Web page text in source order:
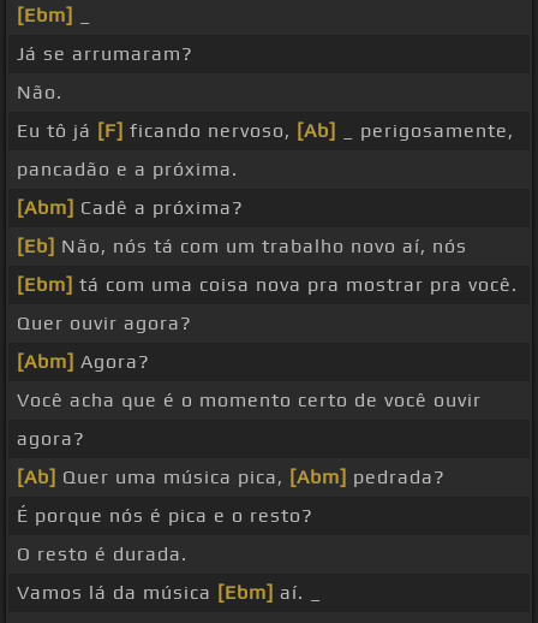
[Ebm]
Já se arrumaram?
Não.
Eu tô já [F] ficando nervoso, [Ab]
_ perigosamente,
pancadão e a próxima.
[Abm] Cadê a próxima?
[Eb] Não, nós tá com um trabalho novo aí, nós
[Ebm] tá com uma coisa nova pra mostrar pra você.
Quer ouvir agora?
[Abm] Agora?
Você acha que é o momento certo de você ouvir
agora?
[Ab] Quer uma música pica, [Abm] pedrada?
É porque nós é pica e o resto?
O resto é durada.
Vamos lá da música [Ebm] aí. _